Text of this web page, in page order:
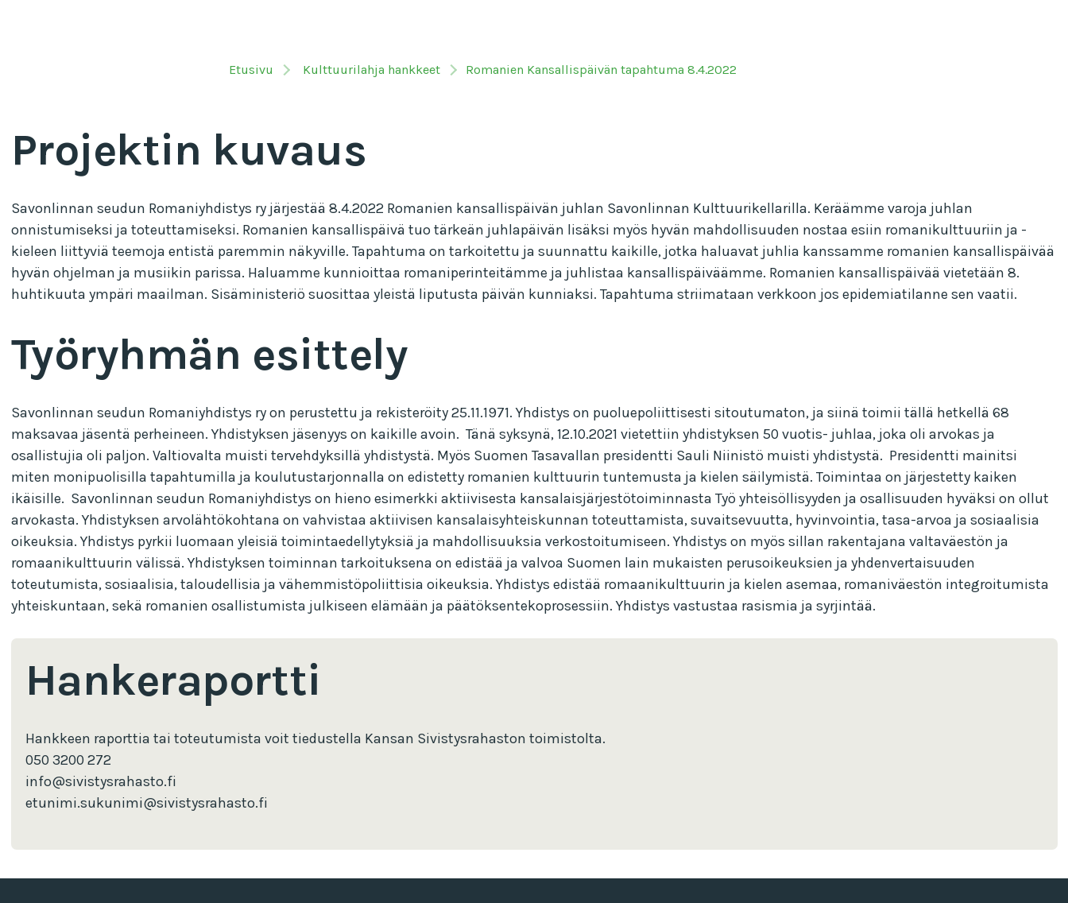
Etusivu Kulttuurilahja hankkeet Romanien Kansallispäivän tapahtuma 8.4.2022
Projektin kuvaus
Savonlinnan seudun Romaniyhdistys ry järjestää 8.4.2022 Romanien kansallispäivän juhlan Savonlinnan Kulttuurikellarilla. Keräämme varoja juhlan
onnistumiseksi ja toteuttamiseksi. Romanien kansallispäivä tuo tärkeän juhlapäivän lisäksi myös hyvän mahdollisuuden nostaa esiin romanikulttuuriin ja -
kieleen liittyviä teemoja entistä paremmin näkyville. Tapahtuma on tarkoitettu ja suunnattu kaikille, jotka haluavat juhlia kanssamme romanien kansallispäivää
hyvän ohjelman ja musiikin parissa. Haluamme kunnioittaa romaniperinteitämme ja juhlistaa kansallispäiväämme. Romanien kansallispäivää vietetään 8.
huhtikuuta ympäri maailman. Sisäministeriö suosittaa yleistä liputusta päivän kunniaksi. Tapahtuma striimataan verkkoon jos epidemiatilanne sen vaatii.
Työryhmän esittely
Savonlinnan seudun Romaniyhdistys ry on perustettu ja rekisteröity 25.11.1971. Yhdistys on puoluepoliittisesti sitoutumaton, ja siinä toimii tällä hetkellä 68
maksavaa jäsentä perheineen. Yhdistyksen jäsenyys on kaikille avoin. Tänä syksynä, 12.10.2021 vietettiin yhdistyksen 50 vuotis- juhlaa, joka oli arvokas ja
osallistujia oli paljon. Valtiovalta muisti tervehdyksillä yhdistystä. Myös Suomen Tasavallan presidentti Sauli Niinistö muisti yhdistystä. Presidentti mainitsi
miten monipuolisilla tapahtumilla ja koulutustarjonnalla on edistetty romanien kulttuurin tuntemusta ja kielen säilymistä. Toimintaa on järjestetty kaiken
ikäisille. Savonlinnan seudun Romaniyhdistys on hieno esimerkki aktiivisesta kansalaisjärjestötoiminnasta Työ yhteisöllisyyden ja osallisuuden hyväksi on ollut
arvokasta. Yhdistyksen arvolähtökohtana on vahvistaa aktiivisen kansalaisyhteiskunnan toteuttamista, suvaitsevuutta, hyvinvointia, tasa-arvoa ja sosiaalisia
oikeuksia. Yhdistys pyrkii luomaan yleisiä toimintaedellytyksiä ja mahdollisuuksia verkostoitumiseen. Yhdistys on myös sillan rakentajana valtaväestön ja
romaanikulttuurin välissä. Yhdistyksen toiminnan tarkoituksena on edistää ja valvoa Suomen lain mukaisten perusoikeuksien ja yhdenvertaisuuden
toteutumista, sosiaalisia, taloudellisia ja vähemmistöpoliittisia oikeuksia. Yhdistys edistää romaanikulttuurin ja kielen asemaa, romaniväestön integroitumista
yhteiskuntaan, sekä romanien osallistumista julkiseen elämään ja päätöksentekoprosessiin. Yhdistys vastustaa rasismia ja syrjintää.
Hankeraportti
Hankkeen raporttia tai toteutumista voit tiedustella Kansan Sivistysrahaston toimistolta.
050 3200 272
info@sivistysrahasto.fi
etunimi.sukunimi@sivistysrahasto.fi